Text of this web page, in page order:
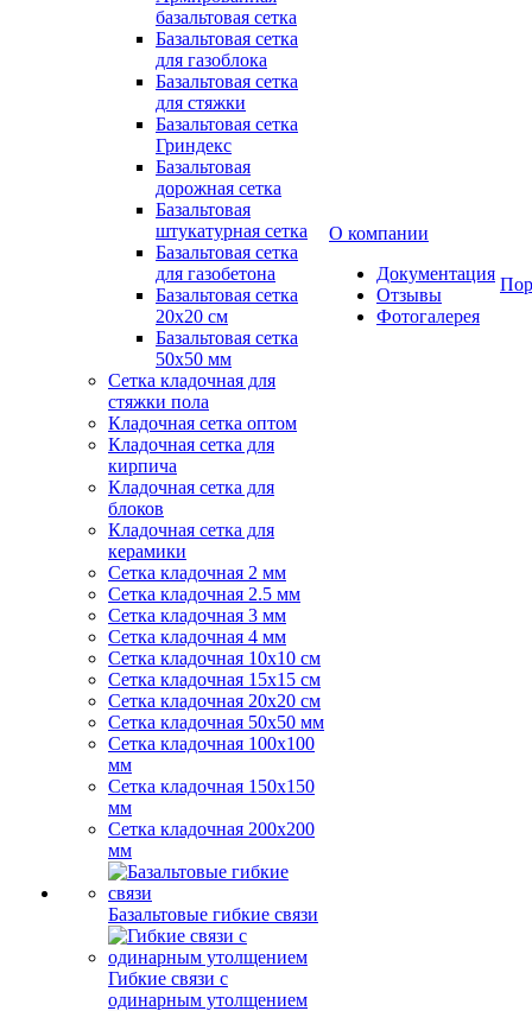
базальтовая сетка
Базальтовая сетка
для газоблока
Базальтовая сетка
для стяжки
Базальтовая сетка
Гриндекс
Базальтовая
дорожная сетка
Базальтовая
штукатурная сетка
Базальтовая сетка
для газобетона
Базальтовая сетка
20x20 см
Базальтовая сетка
50x50 мм
Сетка кладочная для
стяжки пола
Кладочная сетка оптом
Кладочная сетка для
кирпича
Кладочная сетка для
блоков
Кладочная сетка для
керамики
Сетка кладочная 2 мм
Сетка кладочная 2.5 мм
Сетка кладочная 3 мм
Сетка кладочная 4 мм
Сетка кладочная 10x10 см
Сетка кладочная 15x15 см
Сетка кладочная 20x20 см
Сетка кладочная 50x50 мм
Сетка кладочная 100x100
мм
Сетка кладочная 150x150
мм
Сетка кладочная 200x200
мм
Базальтовые гибкие связи
Гибкие связи с
одинарным утолщением
О компании
Документация
Отзывы
Фотогалерея